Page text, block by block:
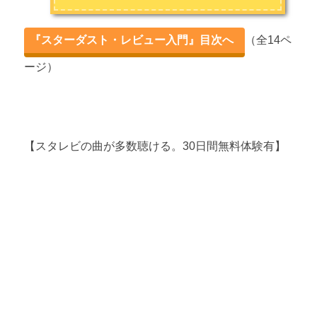
『スターダスト・レビュー入門』目次へ （全14ペ
ージ）
【スタレビの曲が多数聴ける。30日間無料体験有】